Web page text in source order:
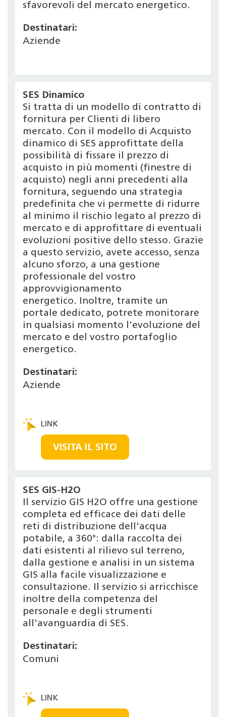
sfavorevoli del mercato energetico.
Destinatari:
Aziende
SES Dinamico
Si tratta di un modello di contratto di
fornitura per Clienti di libero
mercato. Con il modello di Acquisto
dinamico di SES approfittate della
possibilità di fissare il prezzo di
acquisto in più momenti (finestre di
acquisto) negli anni precedenti alla
fornitura, seguendo una strategia
predefinita che vi permette di ridurre
al minimo il rischio legato al prezzo di
mercato e di approfittare di eventuali
evoluzioni positive dello stesso. Grazie
a questo servizio, avete accesso, senza
alcuno sforzo, a una gestione
professionale del vostro
approvvigionamento
energetico. Inoltre, tramite un
portale dedicato, potrete monitorare
in qualsiasi momento l'evoluzione del
mercato e del vostro portafoglio
energetico.
Destinatari:
Aziende
VISITA IL SITO
SES GIS-H2O
Il servizio GIS H2O offre una gestione
completa ed efficace dei dati delle
reti di distribuzione dell'acqua
potabile, a 360°: dalla raccolta dei
dati esistenti al rilievo sul terreno,
dalla gestione e analisi in un sistema
GIS alla facile visualizzazione e
consultazione. Il servizio si arricchisce
inoltre della competenza del
personale e degli strumenti
all'avanguardia di SES.
Destinatari:
Comuni